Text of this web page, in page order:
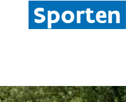
Sporten